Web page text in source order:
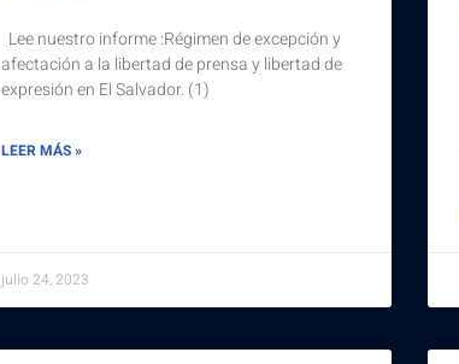
Lee nuestro informe :Régimen de excepción y
afectación a la libertad de prensa y libertad de
expresión en El Salvador. (1)
LEER MÁS »
julio 24, 2023